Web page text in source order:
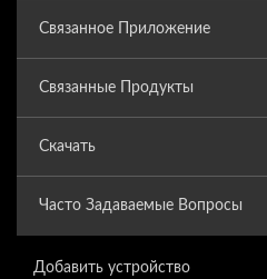
Связанное Приложение
Связанные Продукты
Скачать
Часто Задаваемые Вопросы
Добавить устройство